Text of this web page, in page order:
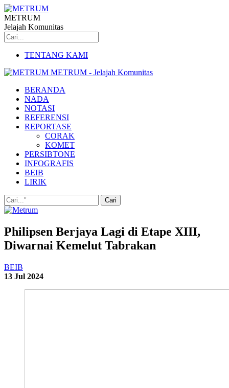
METRUM
Jelajah Komunitas
TENTANG KAMI
METRUM - Jelajah Komunitas
BERANDA
NADA
NOTASI
REFERENSI
REPORTASE
CORAK
KOMET
PERSIBTONE
INFOGRAFIS
BEIB
LIRIK
Philipsen Berjaya Lagi di Etape XIII,
Diwarnai Kemelut Tabrakan
BEIB
13 Jul 2024